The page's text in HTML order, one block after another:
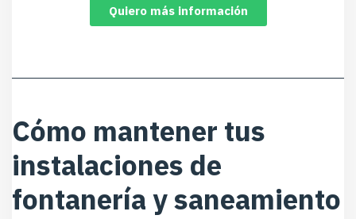
Quiero más información
Cómo mantener tus
instalaciones de
fontanería y saneamiento